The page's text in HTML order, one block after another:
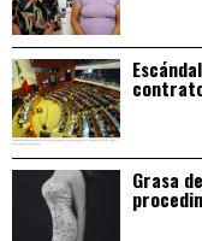
Grasa